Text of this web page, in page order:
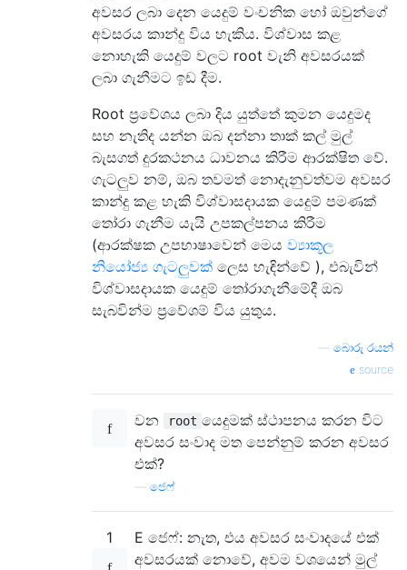
අවසර ලබා දෙන යෙදුම් වංචනික හෝ ඔවුන්ගේ
අවසරය කාන්දු විය හැකිය. විශ්වාස කළ
නොහැකි යෙදුම් වලට root වැනි අවසරයක්
ලබා ගැනීමට ඉඩ දීම.
Root ප්‍රවේශය ලබා දිය යුත්තේ කුමන යෙදුමද
සහ නැතිද යන්න ඔබ දන්නා තාක් කල් මුල්
බැසගත් දුරකථනය ධාවනය කිරීම ආරක්ෂිත වේ.
ගැටලුව නම්, ඔබ තවමත් නොදැනුවත්වම අවසර
කාන්දු කළ හැකි විශ්වාසදායක යෙදුම් පමණක්
තෝරා ගැනීම යැයි උපකල්පනය කිරීම
(ආරක්ෂක උපභාෂාවෙන් මෙය ව්‍යාකූල
නියෝජ්‍ය ගැටලුවක් ලෙස හැඳින්වේ ), එබැවින්
විශ්වාසදායක යෙදුම් තෝරාගැනීමේදී ඔබ
සැබවින්ම ප්‍රවේශම් විය යුතුය.
බොරු රයන්
source
වන root යෙදුමක් ස්ථාපනය කරන විට
අවසර සංවාද මත පෙන්නුම් කරන අවසර
එක්?
ජෙෆ්
1
E ජෙෆ්: නැත, එය අවසර සංවාදයේ එක්
අවසරයක් නොවේ, අවම වශයෙන් මුල්